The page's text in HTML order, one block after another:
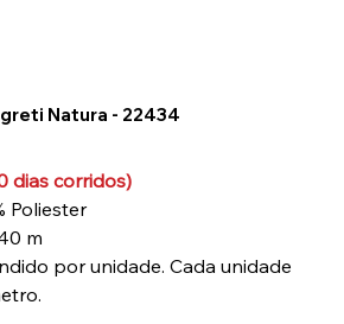
Natura - 22434
dias corridos)
Poliester
m
por unidade. Cada unidade